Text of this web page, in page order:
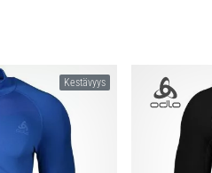
Kestävyys